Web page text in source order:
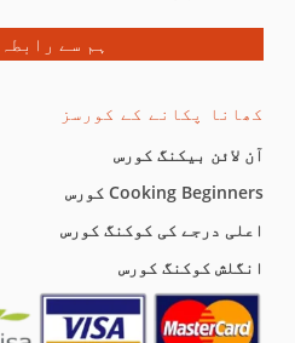
ہم سے رابطہ
کھانا پکانے کے کورسز
آن لائن بیکنگ کورس
Cooking Beginners کورس
اعلی درجے کی کوکنگ کورس
انگلش کوکنگ کورس